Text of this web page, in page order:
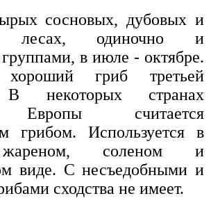
сосновых, дубо­вых и
лесах, одиночно и
в июле - октябре.
хороший гриб третьей
В некоторых странах
Европы считается
грибом. Используется в
соленом и
виде. С несъедобны­ми и
сходства не имеет.